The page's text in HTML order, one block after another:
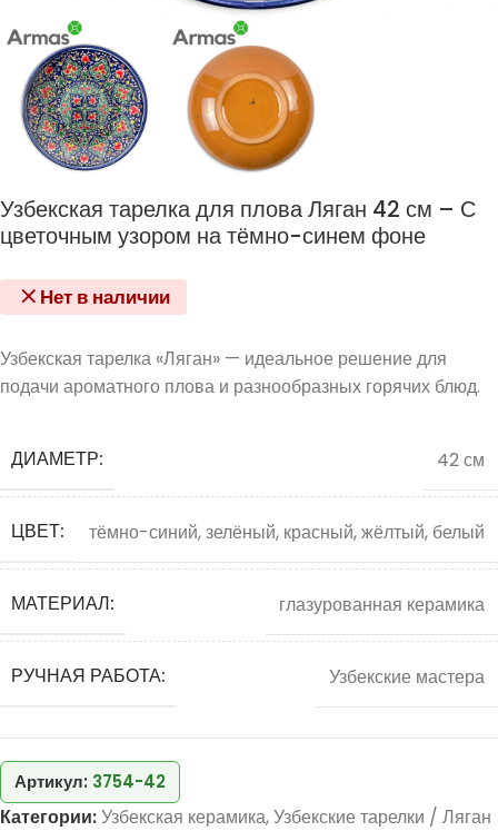
Узбекская тарелка для плова Ляган 42 см – С
цветочным узором на тёмно-синем фоне
Нет в наличии
Узбекская тарелка «Ляган» — идеальное решение для
подачи ароматного плова и разнообразных горячих блюд.
ДИАМЕТР: 42 см
ЦВЕТ: тёмно-синий, зелёный, красный, жёлтый, белый
МАТЕРИАЛ: глазурованная керамика
РУЧНАЯ РАБОТА: Узбекские мастера
Артикул: 3754-42
Категории:Узбекская керамика,Узбекские тарелки / Ляган